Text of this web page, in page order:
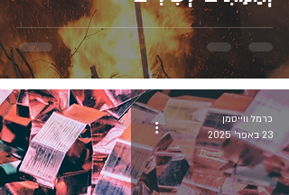
כרמל ווייסמן
23 באפר׳ 2025